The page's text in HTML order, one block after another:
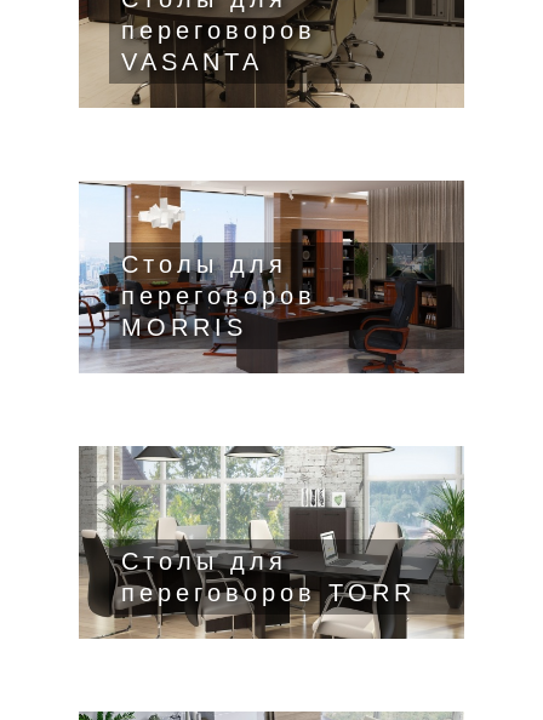
переговоров
VASANTA
Столы для
переговоров
MORRIS
Столы для
переговоров TORR